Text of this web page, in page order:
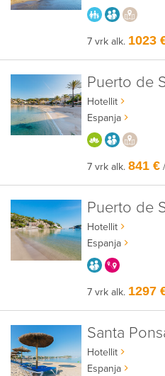
PARASTAAIKUISEEN
7 vrk alk. 1023
Puerto de
Hotellit
Espanja
HYVÄÄN OLOON
AIKUISEEN
7 vrk alk.841 €
Puerto de
Hotellit
Espanja
AIKUISEEN
7 vrk alk. 1297
Santa
Hotellit
Espanja